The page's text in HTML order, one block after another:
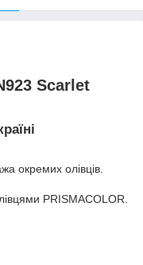
Scarlet
окремих олівців.
PRISMACOLOR.